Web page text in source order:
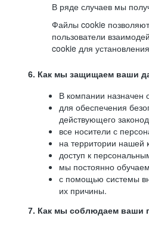
В ряде случаев мы
Файлы cookie позволяют
пользователи
cookie для
6. Как мы защищаем ваши
В компании назначен
для обеспечения
действующего
все носители с
на территории нашей
доступ к
мы постоянно
с помощью системы
их причины.
7. Как мы соблюдаем ваши